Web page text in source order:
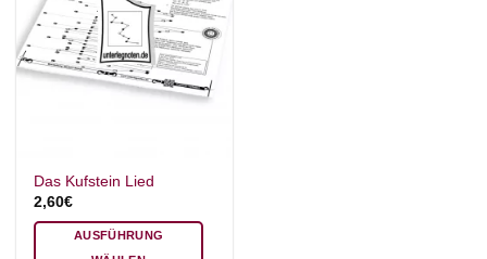
Das Kufstein Lied
2,60€
AUSFÜHRUNG